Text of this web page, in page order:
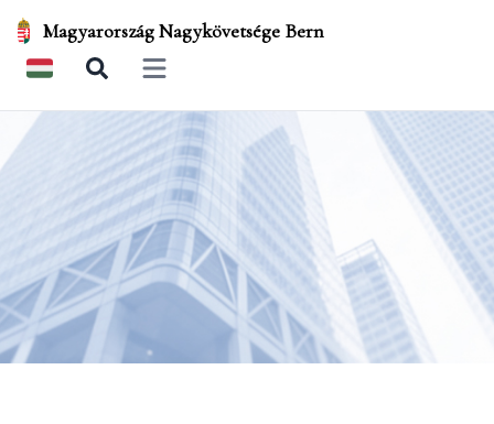
Magyarország Nagykövetsége Bern
Open main menu